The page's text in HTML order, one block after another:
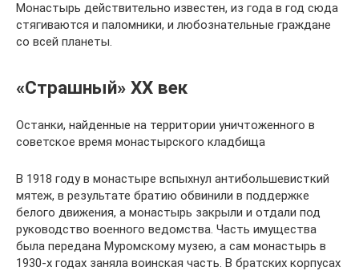
Монастырь действительно известен, из года в год сюда
стягиваются и паломники, и любознательные граждане
со всей планеты.
«Страшный» XX век
Останки, найденные на территории уничтоженного в
советское время монастырского кладбища
В 1918 году в монастыре вспыхнул антибольшевисткий
мятеж, в результате братию обвинили в поддержке
белого движения, а монастырь закрыли и отдали под
руководство военного ведомства. Часть имущества
была передана Муромскому музею, а сам монастырь в
1930-х годах заняла воинская часть. В братских корпусах